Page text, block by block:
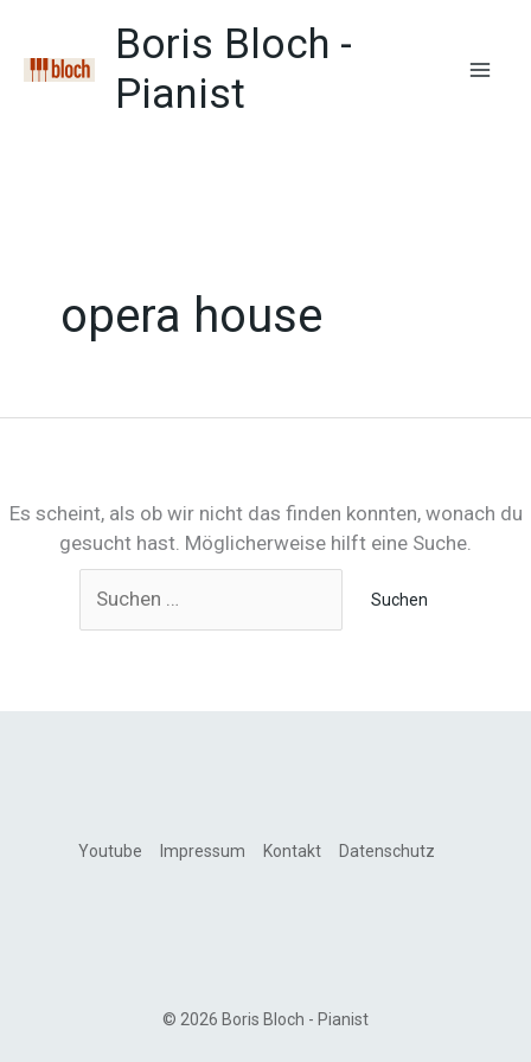
springen
Boris Bloch -
Pianist
opera house
Es scheint, als ob wir nicht das finden konnten, wonach du
gesucht hast. Möglicherweise hilft eine Suche.
nach:
Youtube Impressum Kontakt Datenschutz
© 2026 Boris Bloch - Pianist